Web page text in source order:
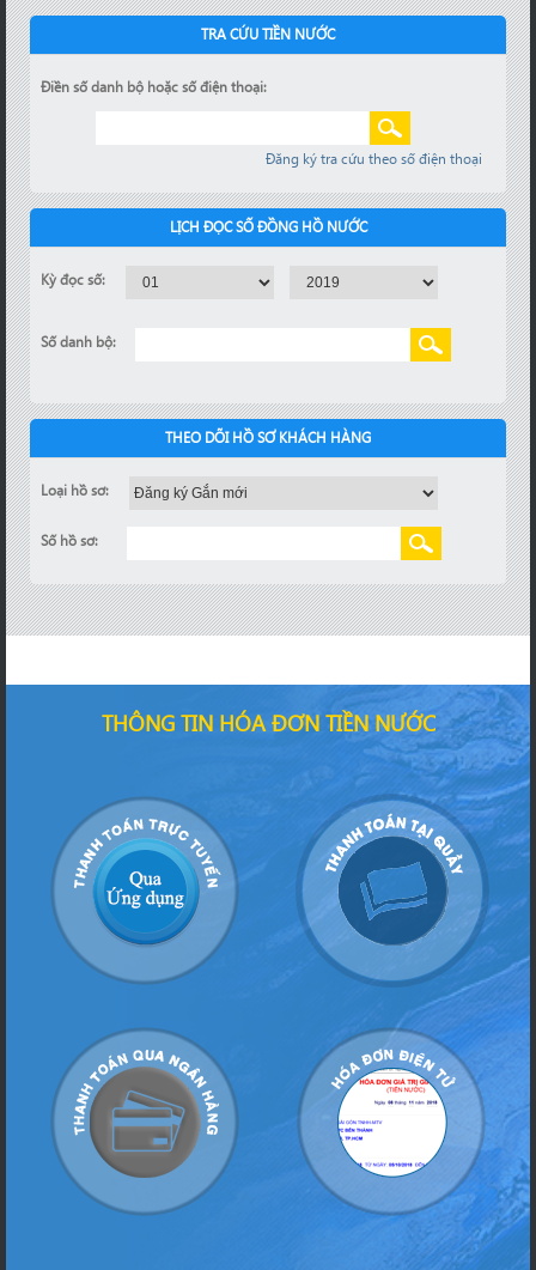
TRA CỨU TIỀN NƯỚC
Điền số danh bộ hoặc số điện thoại:
Đăng ký tra cứu theo số điện thoại
LỊCH ĐỌC SỐ ĐỒNG HỒ NƯỚC
Kỳ đọc số:
Số danh bộ:
THEO DÕI HỒ SƠ KHÁCH HÀNG
Loại hồ sơ:
Số hồ sơ:
THÔNG TIN HÓA ĐƠN TIỀN NƯỚC